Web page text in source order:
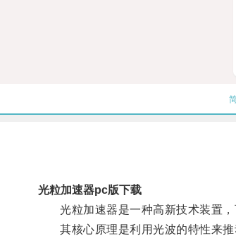
光粒加速器pc版下载
光粒加速器是一种高新技术装置，
其核心原理是利用光波的特性来推